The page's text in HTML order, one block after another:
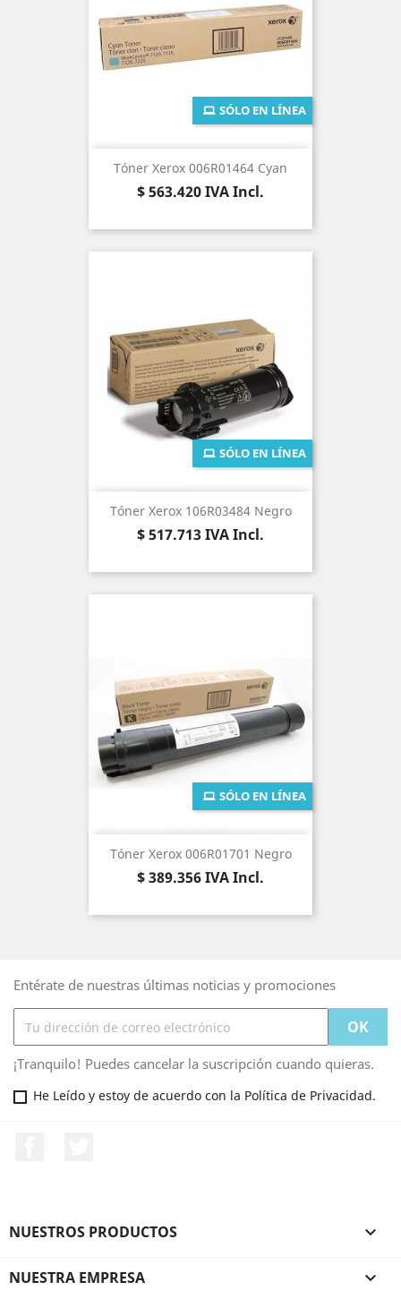
Tóner Xerox 006R01464 Cyan
Precio
$ 563.420IVA Incl.
SÓLO EN LÍNEA
Tóner Xerox 106R03484 Negro
Precio
$ 517.713IVA Incl.
SÓLO EN LÍNEA
Tóner Xerox 006R01701 Negro
Precio
$ 389.356IVA Incl.
SÓLO EN LÍNEA
Entérate de nuestras últimas noticias y promociones
¡Tranquilo! Puedes cancelar la suscripción cuando quieras.
He Leído y estoy de acuerdo con la Política de Privacidad.
NUESTROS PRODUCTOS 
NUESTRA EMPRESA 